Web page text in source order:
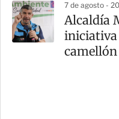
7 de agosto -
Alcaldía